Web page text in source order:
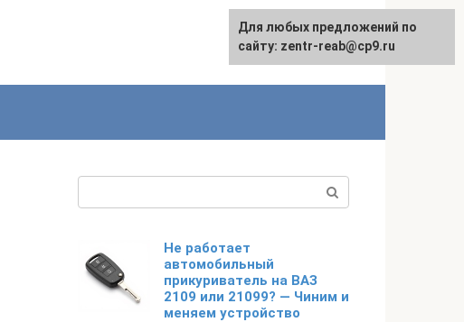
Не работает
автомобильный
прикуриватель на ВАЗ
2109 или 21099? — Чиним и
меняем устройство
Для любых предложений по
сайту: zentr-reab@cp9.ru